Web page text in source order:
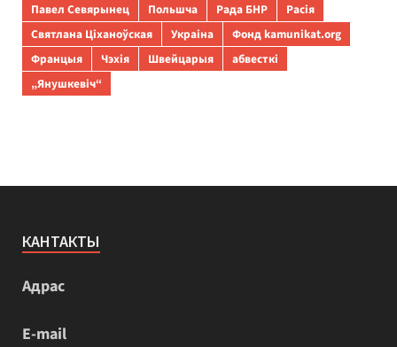
Павел Севярынец
Польшча Рада БНР
Расія
Святлана Ціханоўская
Украіна
Фонд kamunikat.org
Францыя
Чэхія Швейцарыя
абвесткі
„Янушкевіч“
КАНТАКТЫ
Адрас
E-mail